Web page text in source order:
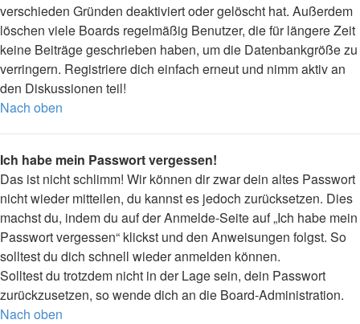
verschieden Gründen deaktiviert oder gelöscht hat. Außerdem
löschen viele Boards regelmäßig Benutzer, die für längere Zeit
keine Beiträge geschrieben haben, um die Datenbankgröße zu
verringern. Registriere dich einfach erneut und nimm aktiv an
den Diskussionen teil!
Nach oben
Ich habe mein Passwort vergessen!
Das ist nicht schlimm! Wir können dir zwar dein altes Passwort
nicht wieder mitteilen, du kannst es jedoch zurücksetzen. Dies
machst du, indem du auf der Anmelde-Seite auf „Ich habe mein
Passwort vergessen“ klickst und den Anweisungen folgst. So
solltest du dich schnell wieder anmelden können.
Solltest du trotzdem nicht in der Lage sein, dein Passwort
zurückzusetzen, so wende dich an die Board-Administration.
Nach oben